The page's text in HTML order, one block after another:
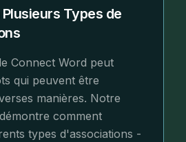
Types de
Connect Word peut
qui peuvent être
manières. Notre
comment
types d'associations -